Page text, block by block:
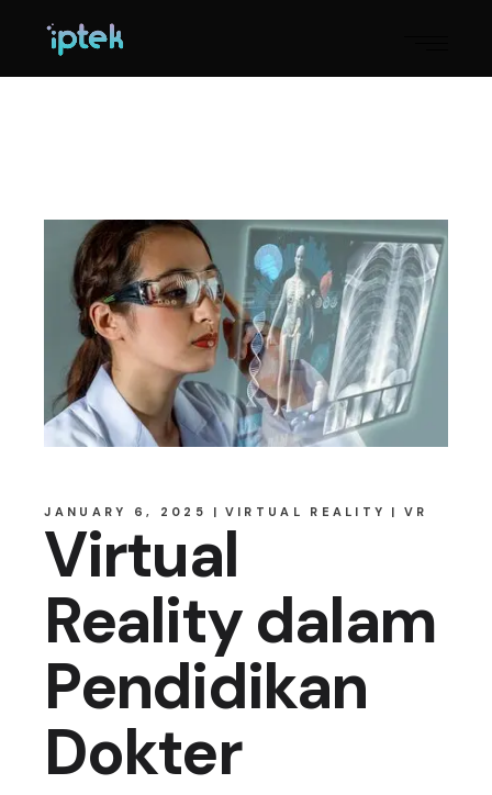
JANUARY 6, 2025 VIRTUAL REALITY VR
Virtual
Reality dalam
Pendidikan
Dokter